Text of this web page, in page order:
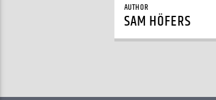
AUTHOR
SAM HÖFERS